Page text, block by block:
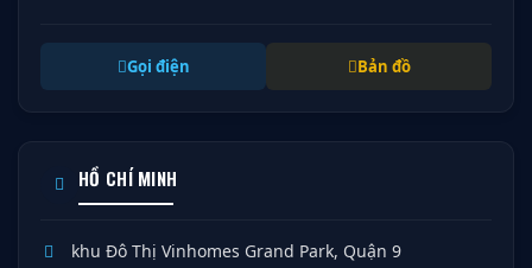
Gọi điện Bản đồ
HỒ CHÍ MINH
khu Đô Thị Vinhomes Grand Park, Quận 9